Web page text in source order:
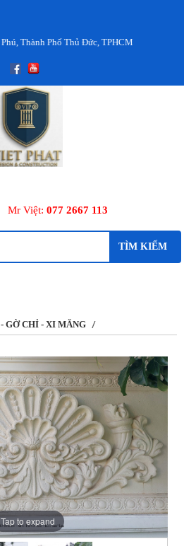
Thủ Đức, TPHCM
Mr Việt: 077 2667 113
TÌM KIẾM
GỜ CHỈ - XI MĂNG
Tap to expand